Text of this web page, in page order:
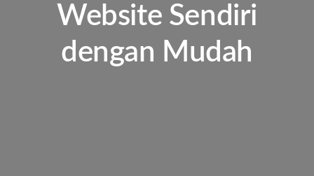
Website Sendiri
dengan Mudah